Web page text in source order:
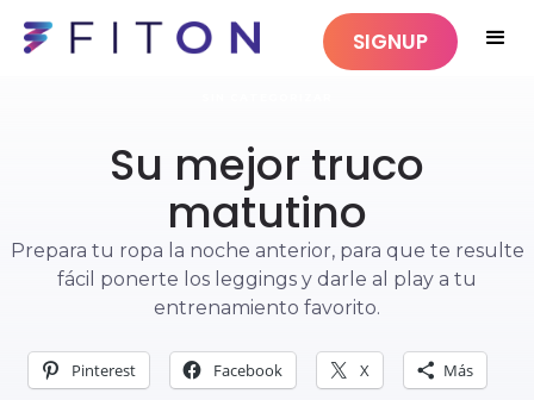
SIGNUP
Su mejor truco
matutino
Prepara tu ropa la noche anterior, para que te resulte
fácil ponerte los leggings y darle al play a tu
entrenamiento favorito.
Pinterest Facebook X Más